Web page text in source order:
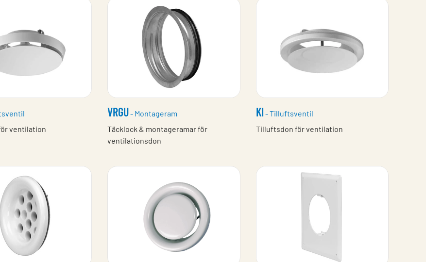
ventilation
VRGU- Montageram
Täcklock & montageramar för
ventilationsdon
KI - Tilluftsventil
Tilluftsdon för ventilation